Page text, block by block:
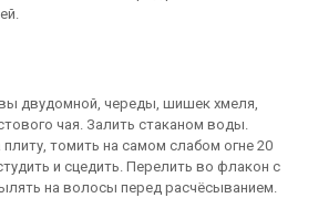
двудомной, череды, шишек хмеля,
чая. Залить стаканом воды.
томить на самом слабом огне 20
и сцедить. Перелить во флакон с
на волосы перед расчёсыванием.